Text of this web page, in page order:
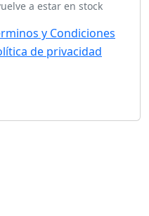
a estar en stock
y Condiciones
de privacidad